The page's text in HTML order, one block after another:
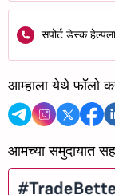
सपोर्ट डेस्क
आम्हाला येथे फॉलो
आमच्या समुदायात